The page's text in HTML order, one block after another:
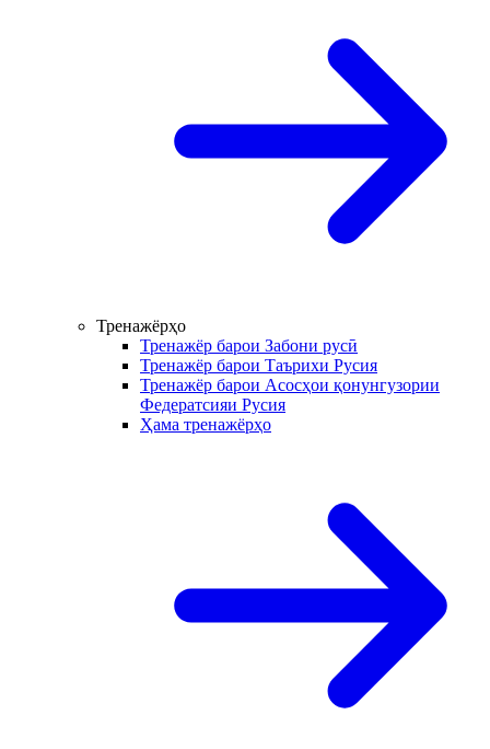
Тренажёрҳо
Тренажёр барои Забони русӣ
Тренажёр барои Таърихи Русия
Тренажёр барои Асосҳои қонунгузории
Федератсияи Русия
Ҳама тренажёрҳо